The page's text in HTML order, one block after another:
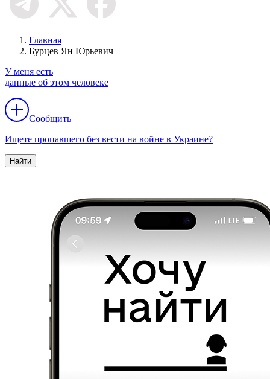
Главная
Бурцев Ян Юрьевич
У меня есть
данные об этом человеке
Сообщить
Ищете пропавшего без вести на войне в Украине?
Найти